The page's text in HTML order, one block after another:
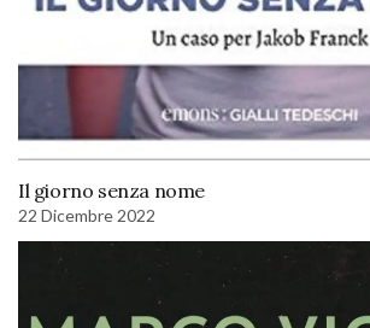
Il giorno senza nome
22 Dicembre 2022